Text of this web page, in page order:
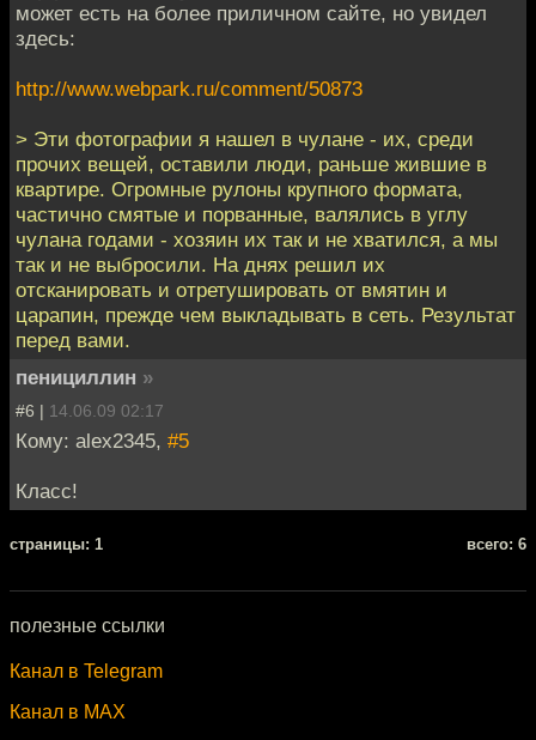
может есть на более приличном сайте, но увидел
здесь:
http://www.webpark.ru/comment/50873
> Эти фотографии я нашел в чулане - их, среди
прочих вещей, оставили люди, раньше жившие в
квартире. Огромные рулоны крупного формата,
частично смятые и порванные, валялись в углу
чулана годами - хозяин их так и не хватился, а мы
так и не выбросили. На днях решил их
отсканировать и отретушировать от вмятин и
царапин, прежде чем выкладывать в сеть. Результат
перед вами.
пенициллин »
#6 | 14.06.09 02:17
Кому: alex2345, #5
Класс!
cтраницы: 1 всего: 6
полезные ссылки
Канал в Telegram
Канал в MAX